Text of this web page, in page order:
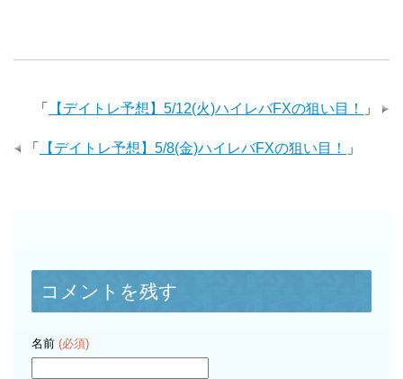
「 【デイトレ予想】5/12(火)ハイレバFXの狙い目！ 」
「 【デイトレ予想】5/8(金)ハイレバFXの狙い目！ 」
コメントを残す
名前 (必須)